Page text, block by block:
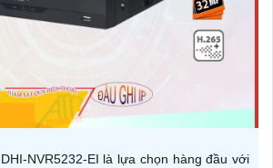
NVR5232-EI là lựa chọn hàng đầu với